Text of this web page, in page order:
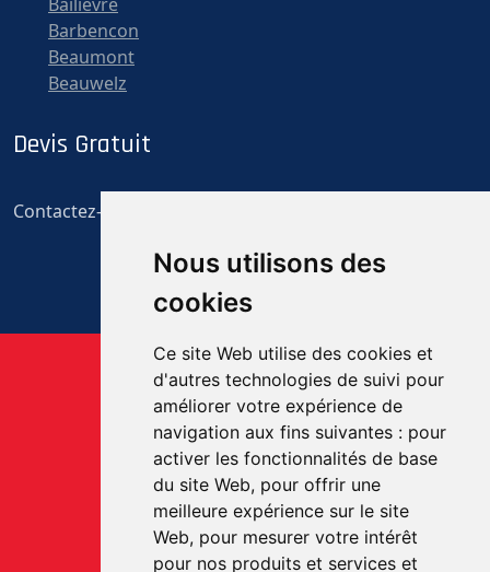
Nous utilisons des
cookies
Ce site Web utilise des cookies et
d'autres technologies de suivi pour
améliorer votre expérience de
navigation aux fins suivantes : pour
activer les fonctionnalités de base
du site Web, pour offrir une
meilleure expérience sur le site
Web, pour mesurer votre intérêt
pour nos produits et services et
Barbencon
Beaumont
Beauwelz
Devis Gratuit
Contactez-nous pour un devis gratuit et personnalisé